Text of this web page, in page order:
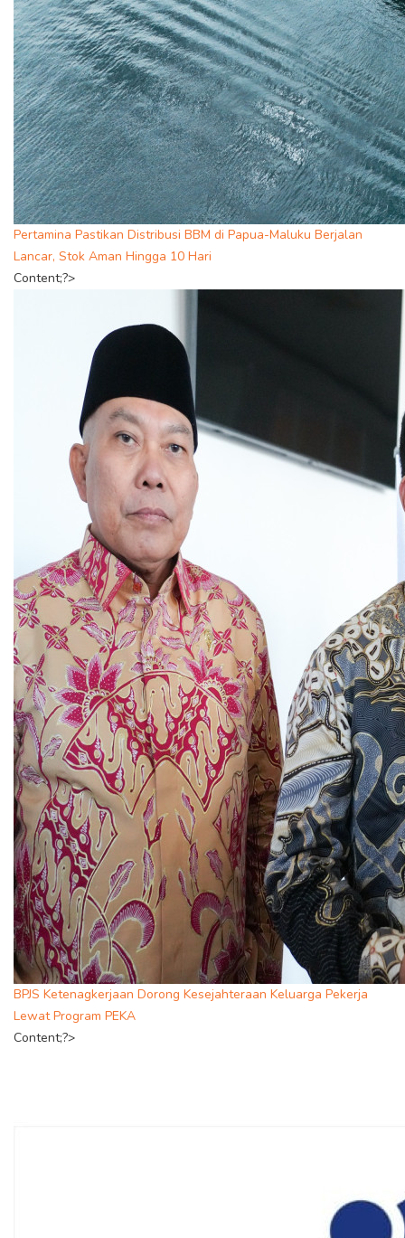
Pertamina Pastikan Distribusi BBM di Papua-Maluku Berjalan
Lancar, Stok Aman Hingga 10 Hari
Content;?>
BPJS Ketenagkerjaan Dorong Kesejahteraan Keluarga Pekerja
Lewat Program PEKA
Content;?>